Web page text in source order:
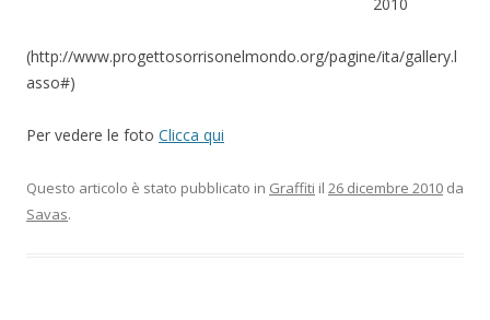
(http://www.progettosorrisonelmondo.org/pagine/ita/gallery.l
asso#)
Per vedere le foto Clicca qui
Questo articolo è stato pubblicato in Graffiti il 26 dicembre 2010 da
Savas.